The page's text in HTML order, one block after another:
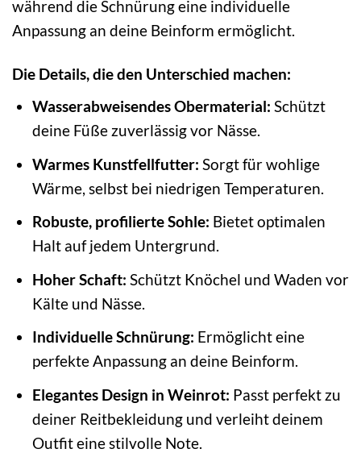
während die Schnürung eine individuelle
Anpassung an deine Beinform ermöglicht.
Die Details, die den Unterschied machen:
Wasserabweisendes Obermaterial: Schützt
deine Füße zuverlässig vor Nässe.
Warmes Kunstfellfutter: Sorgt für wohlige
Wärme, selbst bei niedrigen Temperaturen.
Robuste, profilierte Sohle: Bietet optimalen
Halt auf jedem Untergrund.
Hoher Schaft: Schützt Knöchel und Waden vor
Kälte und Nässe.
Individuelle Schnürung: Ermöglicht eine
perfekte Anpassung an deine Beinform.
Elegantes Design in Weinrot: Passt perfekt zu
deiner Reitbekleidung und verleiht deinem
Outfit eine stilvolle Note.